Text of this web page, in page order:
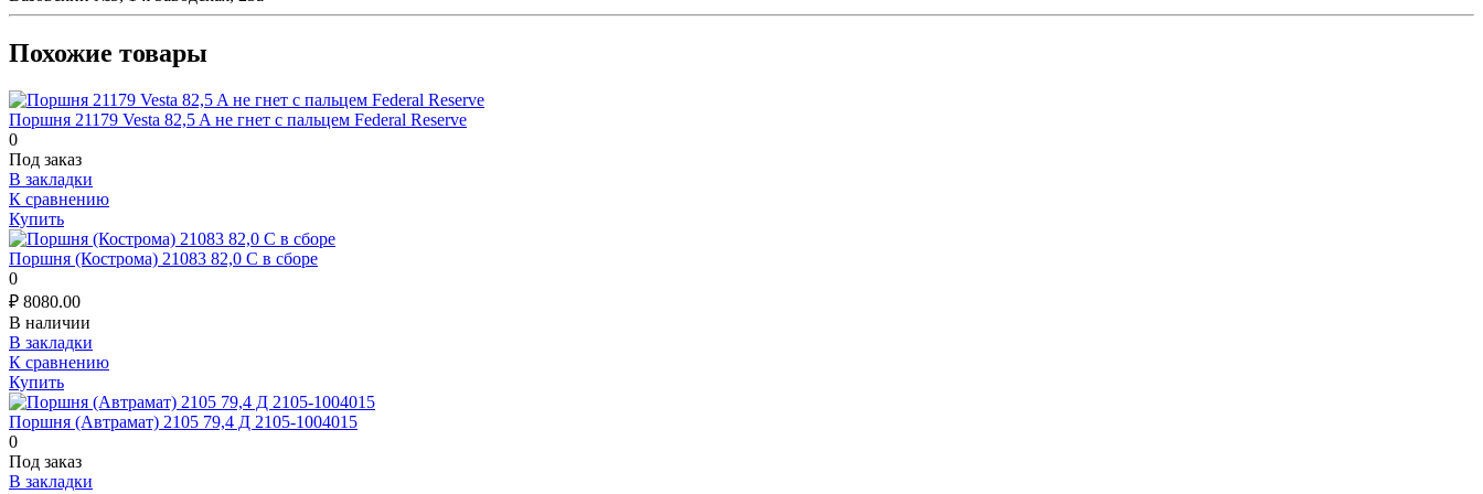
Похожие товары
Поршня 21179 Vesta 82,5 A не гнет с пальцем Federal Reserve
0
Под заказ
В закладки
К сравнению
Купить
Поршня (Кострома) 21083 82,0 С в сборе
0
₽ 8080.00
В наличии
В закладки
К сравнению
Купить
Поршня (Автрамат) 2105 79,4 Д 2105-1004015
0
Под заказ
В закладки